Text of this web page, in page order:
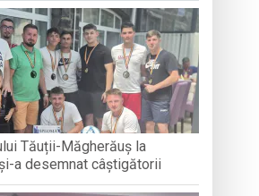
Tăuții-Măgherăuș la
a desemnat câștigătorii